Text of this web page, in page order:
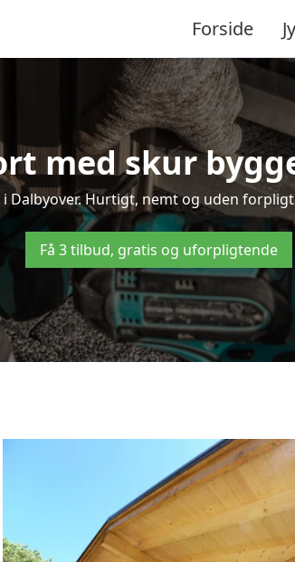
Forside
med skur
Hurtigt, nemt og uden
Få 3 tilbud, gratis og uforpligtende